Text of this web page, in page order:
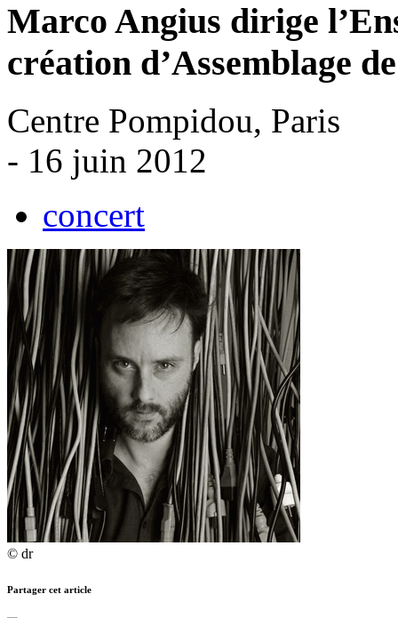
Marco Angius dirige
création d’Assemblage
Centre Pompidou, Paris
- 16 juin 2012
concert
© dr
Partager cet article